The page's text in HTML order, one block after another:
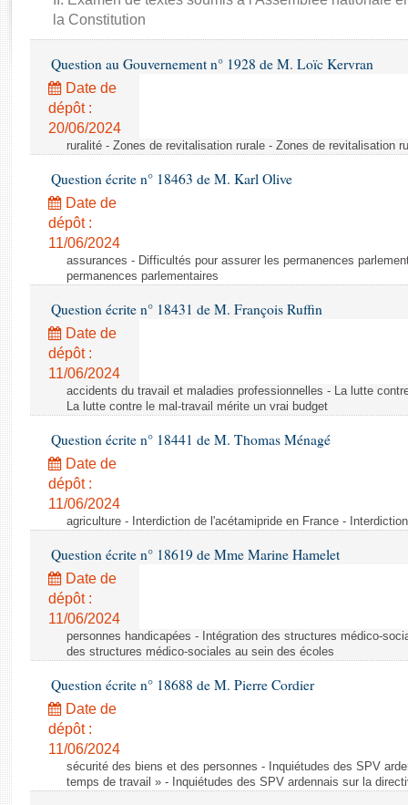
Rapports d'enquête
Rapports législatifs
Baromètre de l’application des lois
Dossiers législatifs
Budget et sécurité sociale
la Constitution
Question au Gouvernement n° 1928 de M. Loïc Kervran
Date de
dépôt :
20/06/2024
ruralité - Zones de revitalisation rurale - Zones de revitalisation
Question écrite n° 18463 de M. Karl Olive
Date de
dépôt :
11/06/2024
assurances - Difficultés pour assurer les permanences
permanences parlementaires
Question écrite n° 18431 de M. François Ruffin
Date de
dépôt :
11/06/2024
accidents du travail et maladies professionnelles - La lutte
La lutte contre le mal-travail mérite un vrai budget
Question écrite n° 18441 de M. Thomas Ménagé
Date de
dépôt :
11/06/2024
agriculture - Interdiction de l'acétamipride en France -
Question écrite n° 18619 de Mme Marine Hamelet
Date de
dépôt :
11/06/2024
personnes handicapées - Intégration des structures médico-
des structures médico-sociales au sein des écoles
Question écrite n° 18688 de M. Pierre Cordier
Date de
dépôt :
11/06/2024
sécurité des biens et des personnes - Inquiétudes des SPV
temps de travail » - Inquiétudes des SPV ardennais sur la